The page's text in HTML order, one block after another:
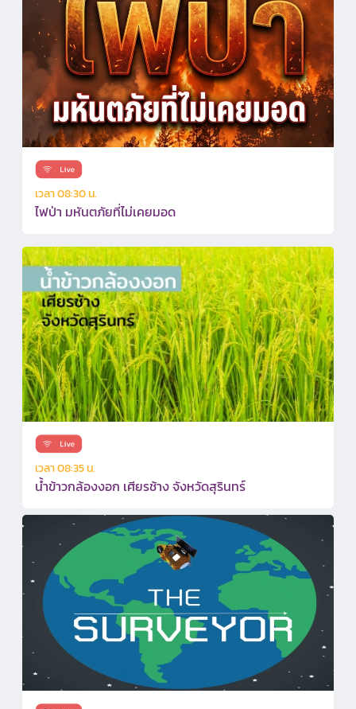
เวลา 08:30 น.
ไฟป่า มหันตภัยที่ไม่เคยมอด
เวลา 08:35 น.
น้ำข้าวกล้องงอก เศียรช้าง จังหวัดสุรินทร์